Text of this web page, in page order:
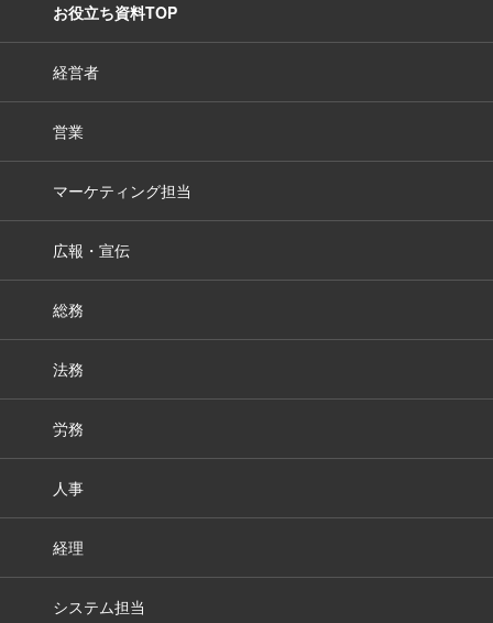
お役立ち資料TOP
経営者
営業
マーケティング担当
広報・宣伝
総務
法務
労務
人事
経理
システム担当